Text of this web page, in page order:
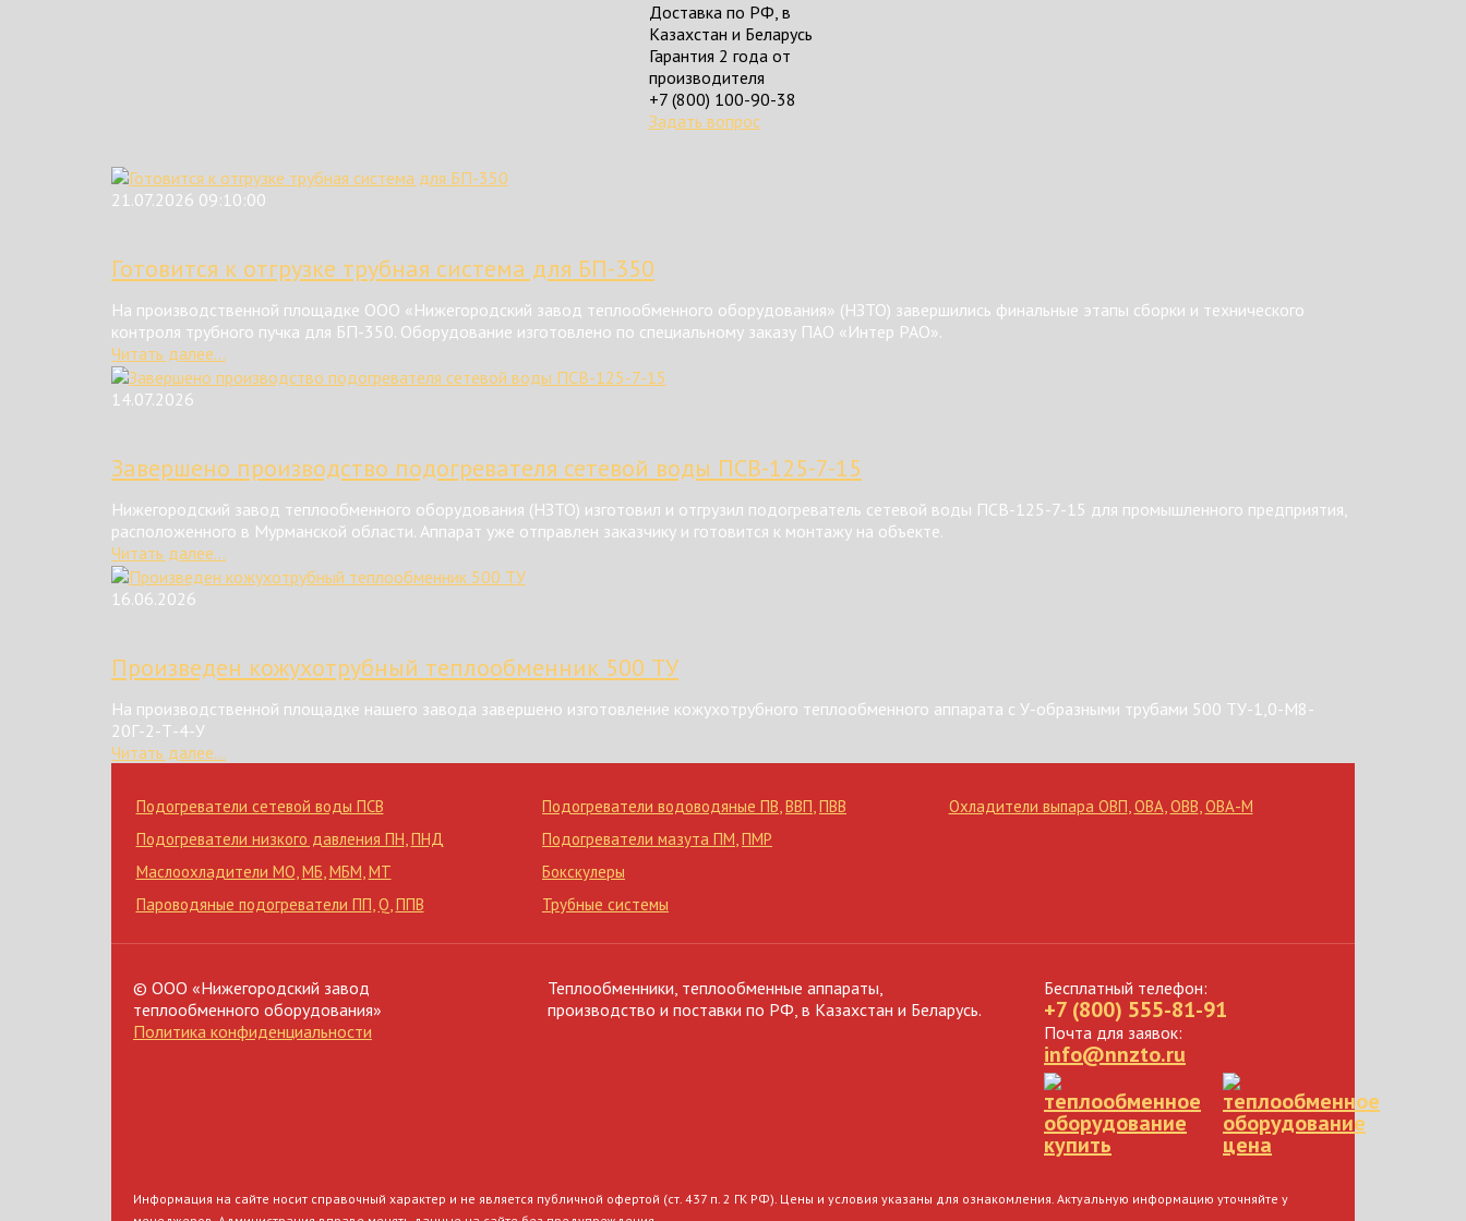
Доставка по РФ, в
Казахстан и Беларусь
Гарантия 2 года от
производителя
+7 (800) 100-90-38
Задать вопрос
21.07.2026 09:10:00
Готовится к отгрузке трубная система для БП-350
На производственной площадке ООО «Нижегородский завод теплообменного оборудования» (НЗТО) завершились финальные этапы сборки и технического
контроля трубного пучка для БП-350. Оборудование изготовлено по специальному заказу ПАО «Интер РАО».
Читать далее...
14.07.2026
Завершено производство подогревателя сетевой воды ПСВ-125-7-15
Нижегородский завод теплообменного оборудования (НЗТО) изготовил и отгрузил подогреватель сетевой воды ПСВ-125-7-15 для промышленного предприятия,
расположенного в Мурманской области. Аппарат уже отправлен заказчику и готовится к монтажу на объекте.
Читать далее...
16.06.2026
Произведен кожухотрубный теплообменник 500 ТУ
На производственной площадке нашего завода завершено изготовление кожухотрубного теплообменного аппарата с У-образными трубами 500 ТУ-1,0-М8-
20Г-2-Т-4-У
Читать далее...
Подогреватели сетевой воды ПСВ
Подогреватели низкого давления ПН,ПНД
Маслоохладители МО,МБ,МБМ,МТ
Пароводяные подогреватели ПП,Q,ППВ
Подогреватели водоводяные ПВ,ВВП,ПВВ
Подогреватели мазута ПМ,ПМР
Бокскулеры
Трубные системы
Охладители выпара ОВП,ОВА,ОВВ,ОВА-М
© ООО «Нижегородский завод
теплообменного оборудования»
Политика конфиденциальности
Теплообменники, теплообменные аппараты,
производство и поставки по РФ, в Казахстан и Беларусь.
Бесплатный телефон:
+7 (800) 555-81-91
Почта для заявок:
info@nnzto.ru
Информация на сайте носит справочный характер и не является публичной офертой (ст. 437 п. 2 ГК РФ). Цены и условия указаны для ознакомления. Актуальную информацию уточняйте у